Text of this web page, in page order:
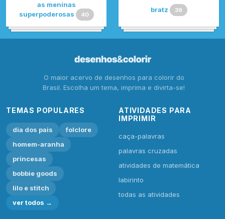
as meninas
superpoderosas
40
bratz 39
O maior acervo de desenhos para colorir do
Brasil. Escolha um tema, imprima e divirta-se!
TEMAS POPULARES
dia dos pais
folclore
homem-aranha
princesas
bobbie goods
lilo e stitch
ver todos →
ATIVIDADES PARA
IMPRIMIR
caça-palavras
palavras cruzadas
atividades de matemática
labirinto
todas as atividades